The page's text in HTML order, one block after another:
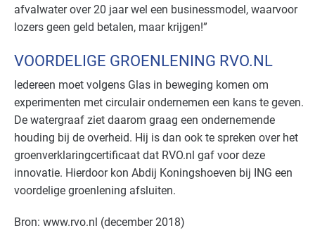
afvalwater over 20 jaar wel een businessmodel, waarvoor
lozers geen geld betalen, maar krijgen!”
VOORDELIGE GROENLENING RVO.NL
Iedereen moet volgens Glas in beweging komen om
experimenten met circulair ondernemen een kans te geven.
De watergraaf ziet daarom graag een ondernemende
houding bij de overheid. Hij is dan ook te spreken over het
groenverklaringcertificaat dat RVO.nl gaf voor deze
innovatie. Hierdoor kon Abdij Koningshoeven bij ING een
voordelige groenlening afsluiten.
Bron: www.rvo.nl (december 2018)